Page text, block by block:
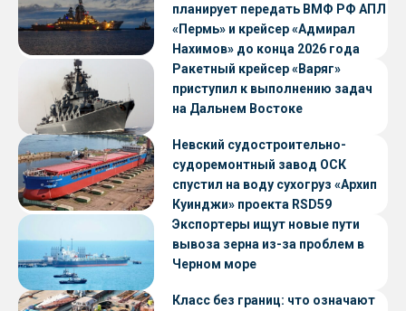
планирует передать ВМФ РФ АПЛ
«Пермь» и крейсер «Адмирал
Нахимов» до конца 2026 года
Ракетный крейсер «Варяг»
приступил к выполнению задач
на Дальнем Востоке
Невский судостроительно-
судоремонтный завод ОСК
спустил на воду сухогруз «Архип
Куинджи» проекта RSD59
Экспортеры ищут новые пути
вывоза зерна из-за проблем в
Черном море
Класс без границ: что означают